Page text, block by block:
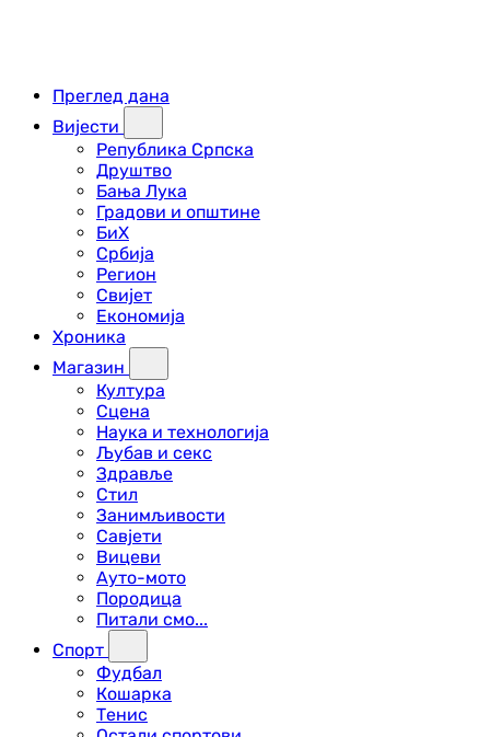
Преглед дана
Вијести
Република Српска
Друштво
Бања Лука
Градови и општине
БиХ
Србија
Регион
Свијет
Економија
Хроника
Магазин
Култура
Сцена
Наука и технологија
Љубав и секс
Здравље
Стил
Занимљивости
Савјети
Вицеви
Ауто-мото
Породица
Питали смо...
Спорт
Фудбал
Кошарка
Тенис